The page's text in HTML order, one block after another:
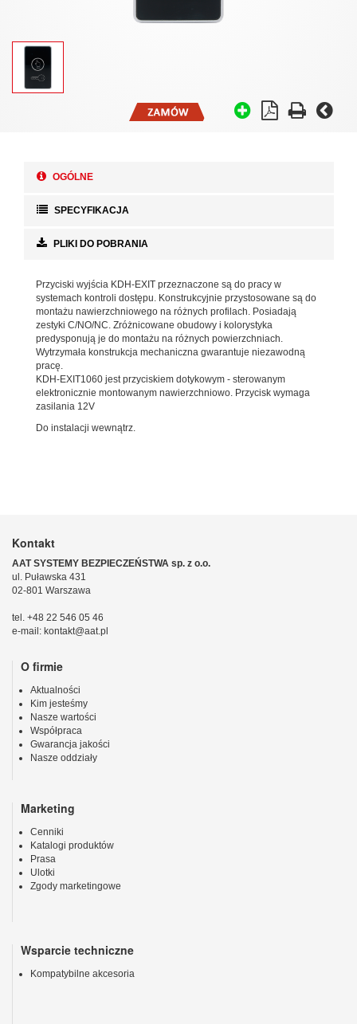
OGÓLNE
SPECYFIKACJA
PLIKI DO POBRANIA
Przyciski wyjścia KDH-EXIT przeznaczone są do pracy w
systemach kontroli dostępu. Konstrukcyjnie przystosowane są do
montażu nawierzchniowego na różnych profilach. Posiadają
zestyki C/NO/NC. Zróżnicowane obudowy i kolorystyka
predysponują je do montażu na różnych powierzchniach.
Wytrzymała konstrukcja mechaniczna gwarantuje niezawodną
pracę.
KDH-EXIT1060 jest przyciskiem dotykowym - sterowanym
elektronicznie montowanym nawierzchniowo. Przycisk wymaga
zasilania 12V
Do instalacji wewnątrz.
Kontakt
AAT SYSTEMY BEZPIECZEŃSTWA sp. z o.o.
ul. Puławska 431
02-801 Warszawa
tel. +48 22 546 05 46
e-mail: kontakt@aat.pl
O firmie
Aktualności
Kim jesteśmy
Nasze wartości
Współpraca
Gwarancja jakości
Nasze oddziały
Marketing
Cenniki
Katalogi produktów
Prasa
Ulotki
Zgody marketingowe
Wsparcie techniczne
Kompatybilne akcesoria